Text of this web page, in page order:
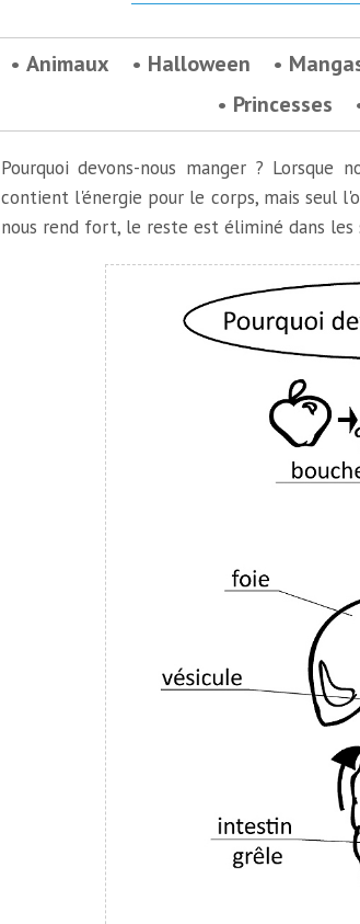
Animaux Halloween
Princesses
Pourquoi devons-nous manger ? Lorsque
contient l'énergie pour le corps, mais seul
nous rend fort, le reste est éliminé dans les